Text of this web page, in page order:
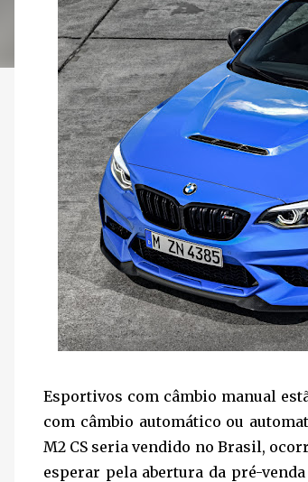
Esportivos com câmbio manual
com câmbio automático ou
M2 CS seria vendido no Brasil,
esperar pela abertura da pré-